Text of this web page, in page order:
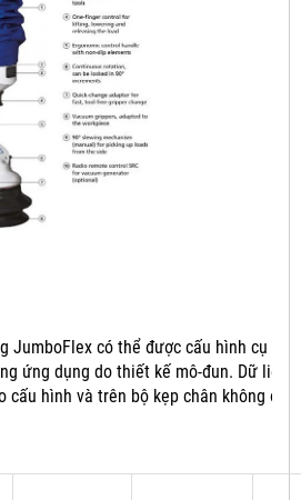
JumboFlex có thể được cấu hình cụ thể
ứng dụng do thiết kế mô-đun. Dữ liệu
cấu hình và trên bộ kẹp chân không